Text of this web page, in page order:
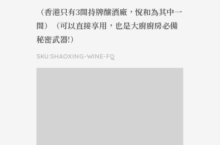
（香港只有3間持牌釀酒廠，悅和為其中一
間）（可以直接享用，也是大廚廚房必備
秘密武器!）
SKU:SHAOXING-WINE-FQ